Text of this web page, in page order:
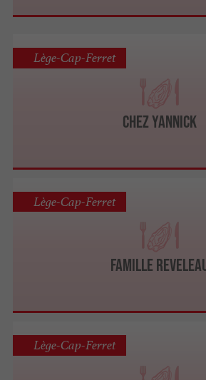
Chez Yannick
Lège-Cap-Ferret
Famille
Lège-Cap-Ferret
Lège-Cap-Ferret